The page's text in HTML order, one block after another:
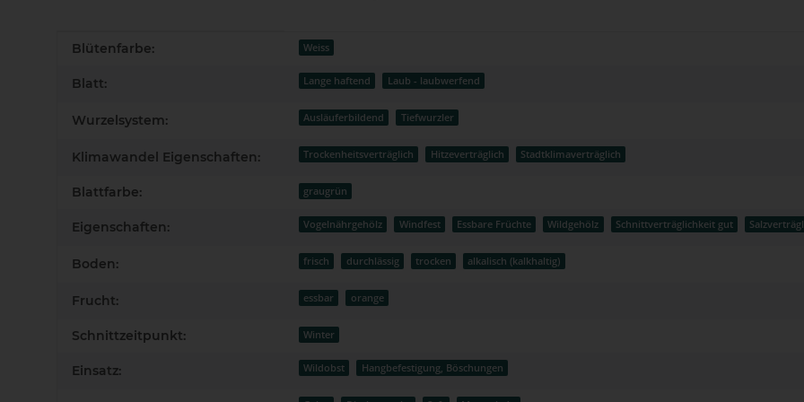
Produkteigenschaft
Wert
Blütenfarbe: Weiss
Blatt: Lange haftend Laub - laubwerfend
Wurzelsystem: Ausläuferbildend Tiefwurzler
Klimawandel Eigenschaften: Trockenheitsverträglich Hitzeverträglich Stadtklimaverträglich
Blattfarbe: graugrün
Eigenschaften: Vogelnährgehölz Windfest Essbare Früchte Wildgehölz Schnittverträglichkeit gut
Boden: frisch durchlässig trocken alkalisch (kalkhaltig)
Frucht: essbar orange
Schnittzeitpunkt: Winter
Einsatz: Wildobst Hangbefestigung, Böschungen